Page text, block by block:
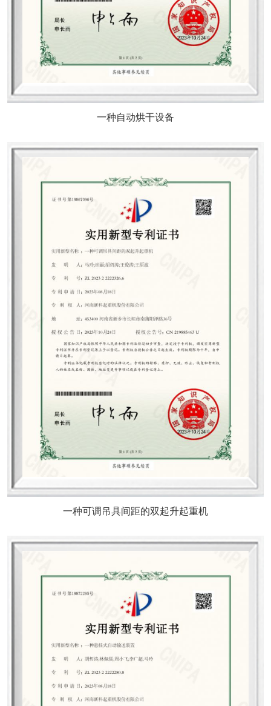
一种自动烘干设备
一种可调吊具间距的双起升起重机